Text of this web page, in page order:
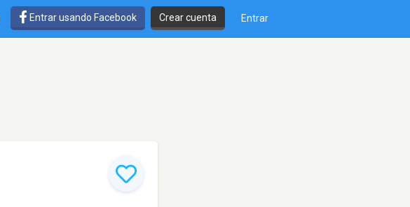
Entrar usando Facebook Crear cuenta Entrar